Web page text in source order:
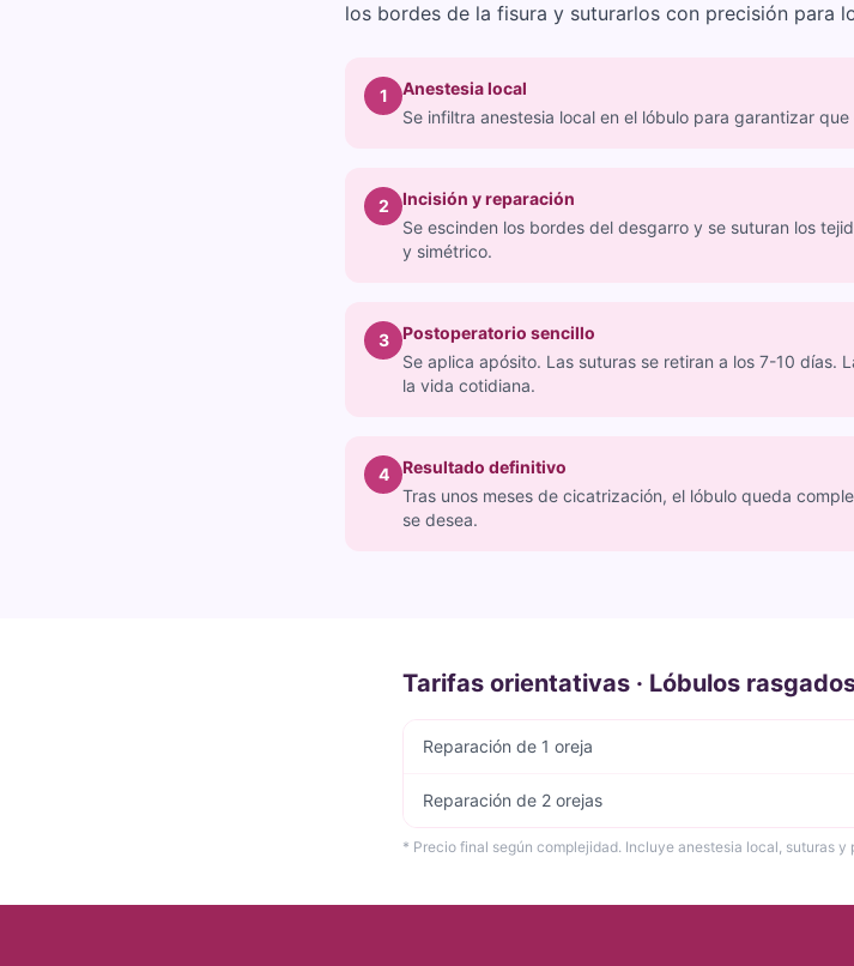
los bordes de la fisura y suturarlos con precisión para
1
Anestesia local
Se infiltra anestesia local en el lóbulo para garantizar
2
Incisión y reparación
Se escinden los bordes del desgarro y se suturan los
y simétrico.
3
Postoperatorio sencillo
Se aplica apósito. Las suturas se retiran a los 7-10 días.
la vida cotidiana.
4
Resultado definitivo
Tras unos meses de cicatrización, el lóbulo queda
se desea.
Tarifas orientativas · Lóbulos
Reparación de 1 oreja
Reparación de 2 orejas
* Precio final según complejidad. Incluye anestesia local, suturas y